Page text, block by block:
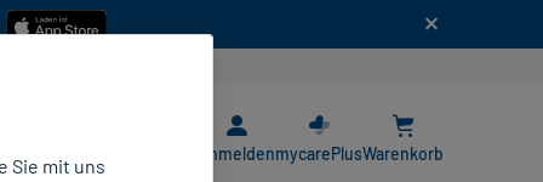
AnmeldenmycarePlusWarenkorb
Sie mit uns